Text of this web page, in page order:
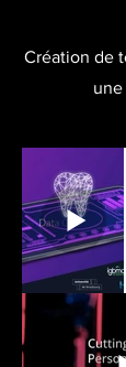
Création de
une